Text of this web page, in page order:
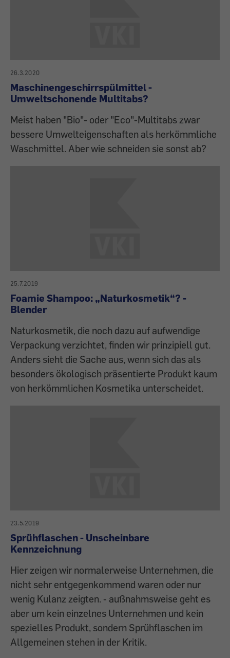
26.3.2020
Maschinengeschirrspülmittel -
Umweltschonende Multitabs?
Meist haben "Bio"- oder "Eco"-Multitabs zwar
bessere Umwelteigenschaften als herkömmliche
Waschmittel. Aber wie schneiden sie sonst ab?
25.7.2019
Foamie Shampoo: „Naturkosmetik“? -
Blender
Naturkosmetik, die noch dazu auf aufwendige
Verpackung verzichtet, finden wir prinzipiell gut.
Anders sieht die Sache aus, wenn sich das als
besonders ökologisch präsentierte Produkt kaum
von herkömmlichen Kosmetika unterscheidet.
23.5.2019
Sprühflaschen - Unscheinbare
Kennzeichnung
Hier zeigen wir normalerweise Unternehmen, die
nicht sehr entgegenkommend waren oder nur
wenig Kulanz zeigten. - außnahmsweise geht es
aber um kein einzelnes Unternehmen und kein
spezielles Produkt, sondern Sprühflaschen im
Allgemeinen stehen in der Kritik.